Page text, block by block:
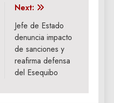
Next:
Jefe de Estado
denuncia impacto
de sanciones y
reafirma defensa
del Esequibo